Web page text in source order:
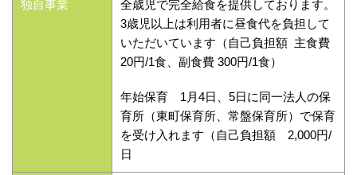
独自事業
全歳児で完全給食を提供しております。
3歳児以上は利用者に昼食代を負担して
いただいています（自己負担額 主食費
20円/1食、副食費 300円/1食）
年始保育 1月4日、5日に同一法人の保
育所（東町保育所、常盤保育所）で保育
を受け入れます（自己負担額 2,000円/
日